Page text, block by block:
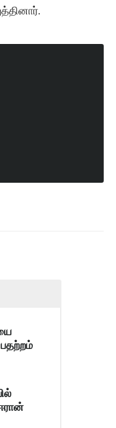
பதற்றம்